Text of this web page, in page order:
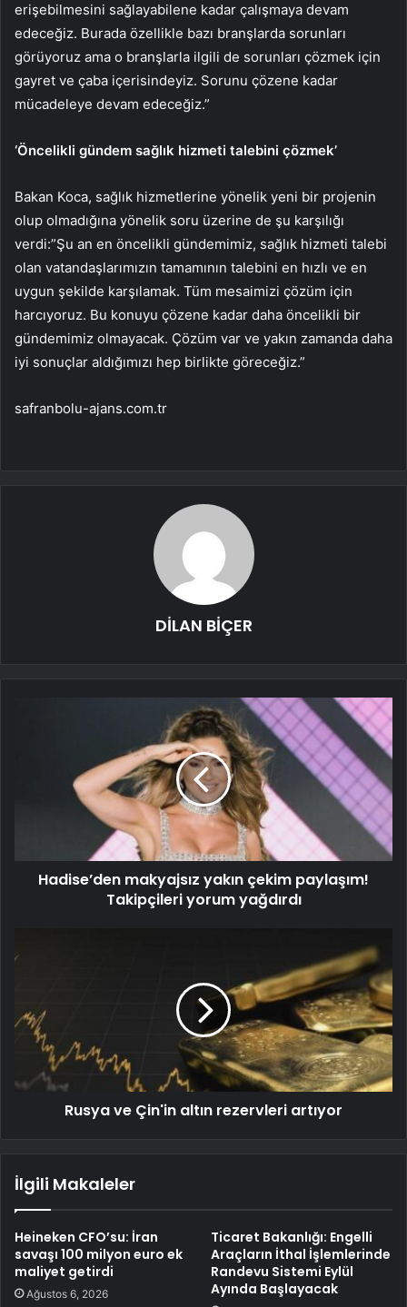
erişebilmesini sağlayabilene kadar çalışmaya devam
edeceğiz. Burada özellikle bazı branşlarda sorunları
görüyoruz ama o branşlarla ilgili de sorunları çözmek için
gayret ve çaba içerisindeyiz. Sorunu çözene kadar
mücadeleye devam edeceğiz.”
‘Öncelikli gündem sağlık hizmeti talebini çözmek’
Bakan Koca, sağlık hizmetlerine yönelik yeni bir projenin
olup olmadığına yönelik soru üzerine de şu karşılığı
verdi:”Şu an en öncelikli gündemimiz, sağlık hizmeti talebi
olan vatandaşlarımızın tamamının talebini en hızlı ve en
uygun şekilde karşılamak. Tüm mesaimizi çözüm için
harcıyoruz. Bu konuyu çözene kadar daha öncelikli bir
gündemimiz olmayacak. Çözüm var ve yakın zamanda daha
iyi sonuçlar aldığımızı hep birlikte göreceğiz.”
safranbolu-ajans.com.tr
DİLAN BİÇER
Hadise’den makyajsız yakın çekim paylaşım!
Takipçileri yorum yağdırdı
Rusya ve Çin'in altın rezervleri artıyor
İlgili Makaleler
Heineken CFO’su: İran
savaşı 100 milyon euro ek
maliyet getirdi
Ağustos 6, 2026
Ticaret Bakanlığı: Engelli
Araçların İthal İşlemlerinde
Randevu Sistemi Eylül
Ayında Başlayacak